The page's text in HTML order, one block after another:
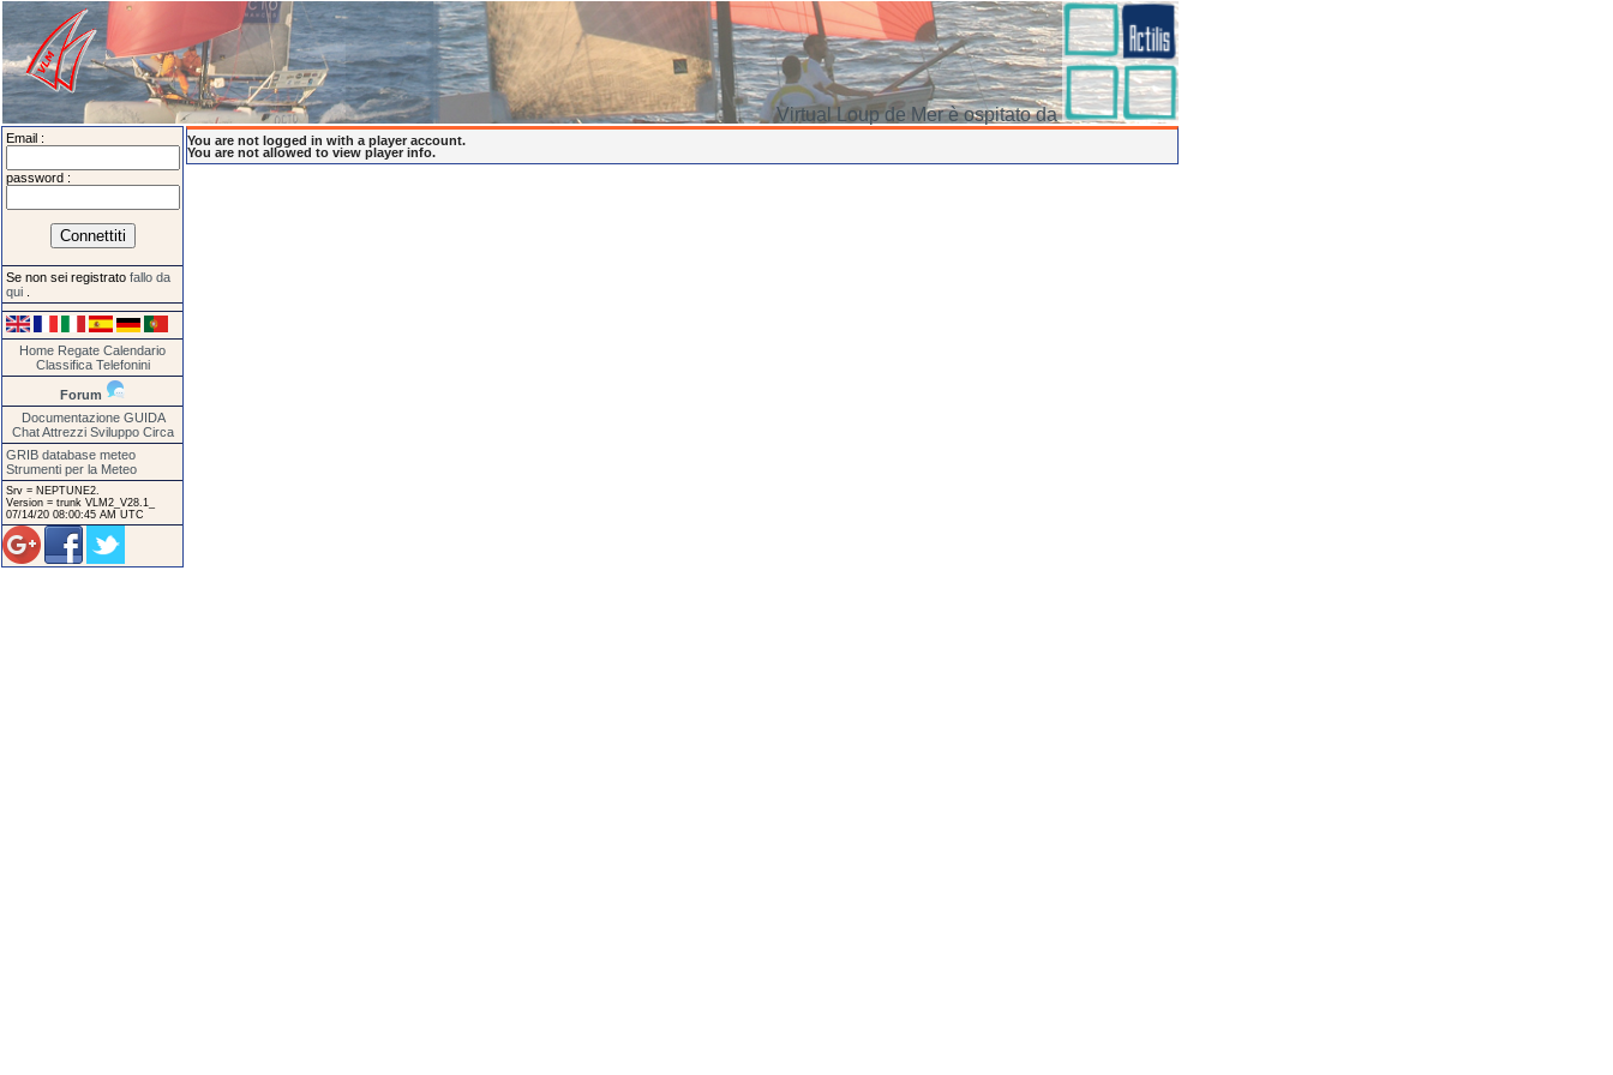
Virtual Loup de Mer è ospitato da
Email :
password :
Se non sei registrato fallo da
qui
Home Regate Calendario
Classifica Telefonini
Forum
Documentazione GUIDA
Chat Attrezzi Sviluppo Circa
GRIB database meteo
Strumenti per la Meteo
Srv = NEPTUNE2.
Version = trunk VLM2_V28.1_
07/14/20 08:00:45 AM UTC
You are not logged in with a player account.
You are not allowed to view player info.